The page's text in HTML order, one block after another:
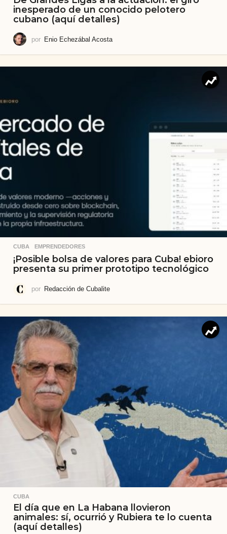
inesperado de un conocido pelotero
cubano (aquí detalles)
por Enio Echezábal Acosta
CUBA ,EMPRENDEDORES
¡Posible bolsa de valores para Cuba! ebioro
presenta su primer prototipo tecnológico
por Redacción de Cubalite
CUBA
El día que en La Habana llovieron
animales: sí, ocurrió y Rubiera te lo cuenta
(aquí detalles)